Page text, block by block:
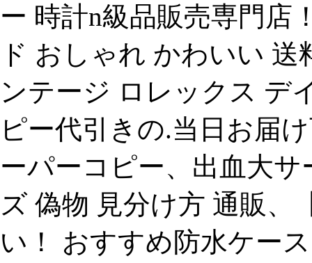
ー 時計n級品販売専門店
ド おしゃれ かわいい 送
ンテージ ロレックス デ
ピー代引きの.当日お届
ーパーコピー、出血大
ズ 偽物 見分け方 通販、
い！ おすすめ防水ケー